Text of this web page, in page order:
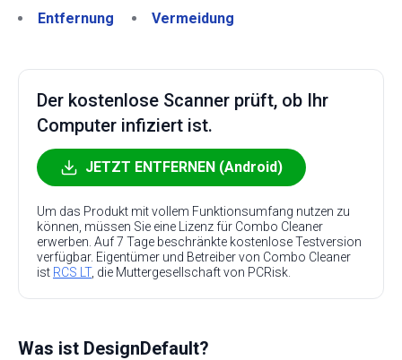
Entfernung
Vermeidung
Der kostenlose Scanner prüft, ob Ihr
Computer infiziert ist.
JETZT ENTFERNEN (Android)
Um das Produkt mit vollem Funktionsumfang nutzen zu
können, müssen Sie eine Lizenz für Combo Cleaner
erwerben. Auf 7 Tage beschränkte kostenlose Testversion
verfügbar. Eigentümer und Betreiber von Combo Cleaner
ist RCS LT, die Muttergesellschaft von PCRisk.
Was ist DesignDefault?